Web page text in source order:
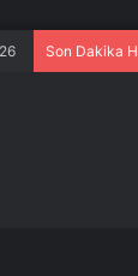
Son Dakika